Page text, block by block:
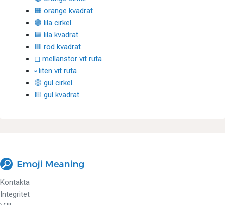
🟧 orange kvadrat
🟣 lila cirkel
🟪 lila kvadrat
🟥 röd kvadrat
◻ mellanstor vit ruta
▫ liten vit ruta
🟡 gul cirkel
🟨 gul kvadrat
Kontakta
Integritet